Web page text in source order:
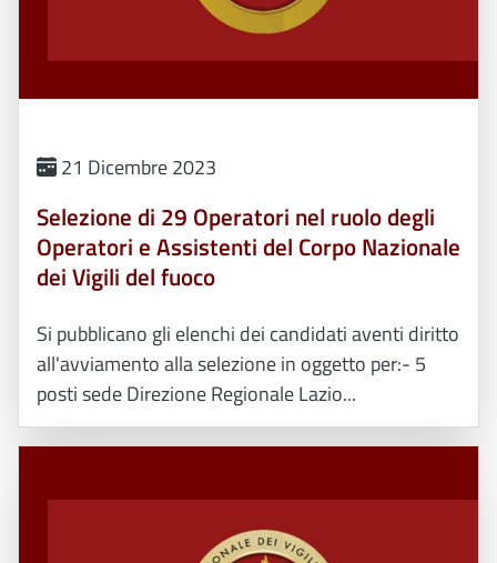
21 Dicembre 2023
Selezione di 29 Operatori nel ruolo degli
Operatori e Assistenti del Corpo Nazionale
dei Vigili del fuoco
Si pubblicano gli elenchi dei candidati aventi diritto
all'avviamento alla selezione in oggetto per:- 5
posti sede Direzione Regionale Lazio...